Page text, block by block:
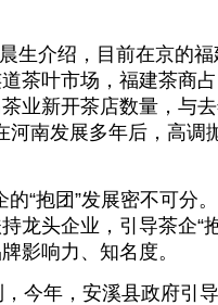
生介绍，目前在京的
茶叶市场，福建茶商
业新开茶店数量，与
南发展多年后，高调
“抱团”发展密不可分
龙头企业，引导茶企“
影响力、知名度。
今年，安溪县政府引